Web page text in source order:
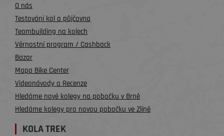
O nás
Testování kol a půjčovna
Teambuilding na kolech
Věrnostní program / Cashback
Bazar
Mapa Bike Center
Videonávody a Recenze
Hledáme nové kolegy na pobočku v Brně
Hledáme kolegy pro novou pobočku ve Zlíně
KOLA TREK